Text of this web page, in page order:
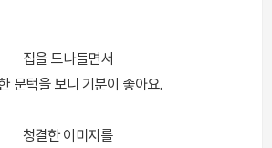
집을 드나들면서
문턱을 보니 기분이 좋아요.
청결한 이미지를